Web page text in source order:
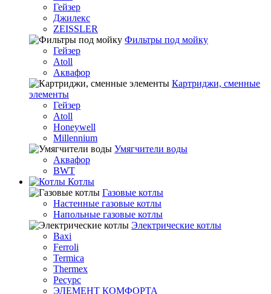
Гейзер
Джилекс
ZEISSLER
Фильтры под мойку
Гейзер
Atoll
Аквафор
Картриджи, сменные
элементы
Гейзер
Atoll
Honeywell
Millennium
Умягчители воды
Аквафор
BWT
Котлы
Гaзовые котлы
Настенные газовые котлы
Напольные газовые котлы
Электрические котлы
Baxi
Ferroli
Termica
Thermex
Ресурс
ЭЛЕМЕНТ КОМФОРТА